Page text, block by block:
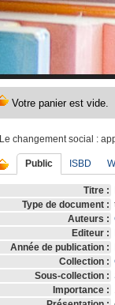
Le changement social :
Public ISBD
Titre :
Type de document :
Auteurs :
Editeur :
Année de publication :
Collection :
Sous-collection :
Importance :